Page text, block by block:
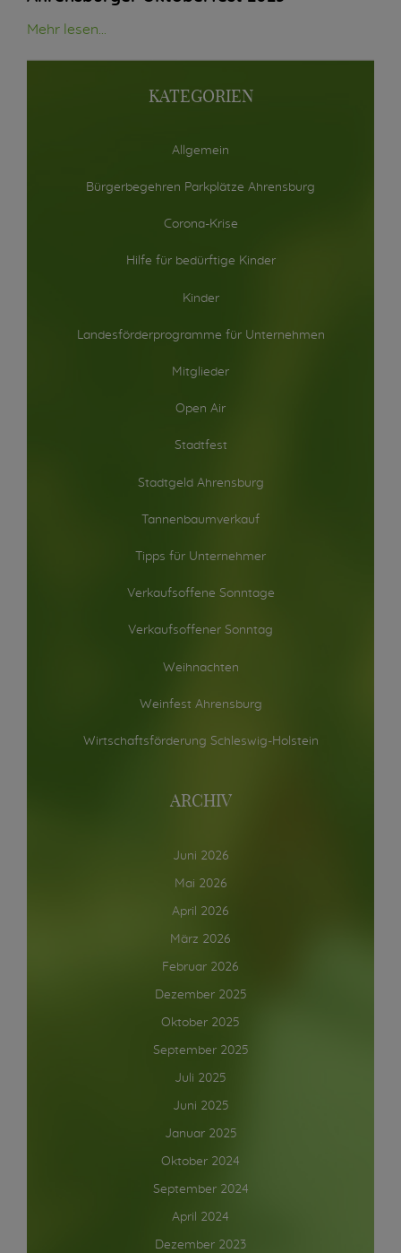
Mehr lesen...
KATEGORIEN
Allgemein
Bürgerbegehren Parkplätze Ahrensburg
Corona-Krise
Hilfe für bedürftige Kinder
Kinder
Landesförderprogramme für Unternehmen
Mitglieder
Open Air
Stadtfest
Stadtgeld Ahrensburg
Tannenbaumverkauf
Tipps für Unternehmer
Verkaufsoffene Sonntage
Verkaufsoffener Sonntag
Weihnachten
Weinfest Ahrensburg
Wirtschaftsförderung Schleswig-Holstein
ARCHIV
Juni 2026
Mai 2026
April 2026
März 2026
Februar 2026
Dezember 2025
Oktober 2025
September 2025
Juli 2025
Juni 2025
Januar 2025
Oktober 2024
September 2024
April 2024
Dezember 2023